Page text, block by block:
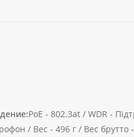
PoE - 802.3at / WDR -
/ Вес - 496 г / Вес брутто -